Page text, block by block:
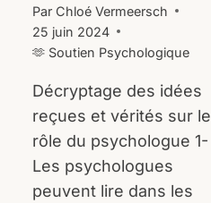
Par Chloé Vermeersch
25 juin 2024
🫶 Soutien Psychologique
Décryptage des idées
reçues et vérités sur le
rôle du psychologue 1-
Les psychologues
peuvent lire dans les